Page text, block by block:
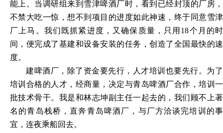
能上。当调研组来到雪津啤酒厂时，看到已经封顶的厂房，
不禁大吃一惊，想不到项目的进度如此神速，终于同意雪津
厂上马。我们既抓紧进度，又确保质量，只用 18个月的时
间，便完成了基建和设备安装的任务，创造了全国最快的速
度。
建啤酒厂，除了资金要先行，人才培训也要先行。为了
培训合格的人才，经商量，决定与青岛啤酒厂合作，培训一
批技术骨干。我是和林志坤副主任一起去的，我们顾不上著
名的青岛栈桥，直奔青岛啤酒厂，与厂方洽谈完培训的事
宜，连夜乘船回去。